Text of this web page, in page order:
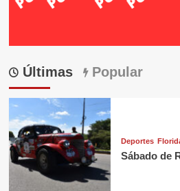
Últimas Popular
Deportes
Sábado de